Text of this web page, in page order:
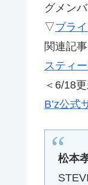
グメン
▽ブラ
関連記事
スティ
＜6/18
B’z公式
松本